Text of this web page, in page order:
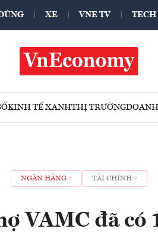
XE VNE TV TECH
KINH TẾ XANHTHỊ TRƯỜNG
NGÂN HÀNG TÀI CHÍNH
VAMC đã có